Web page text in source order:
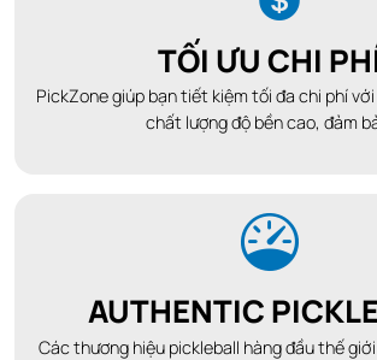
TỐI ƯU CHI
PickZone giúp bạn tiết kiệm tối đa chi phí
chất lượng độ bền cao, đảm
AUTHENTIC
Các thương hiệu pickleball hàng đầu thế